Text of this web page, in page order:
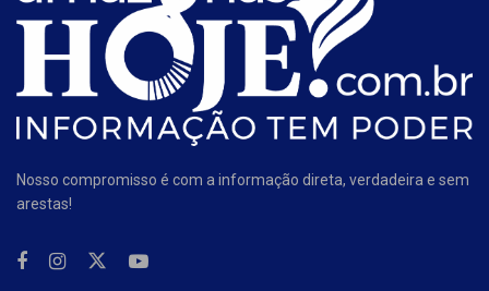
Nosso compromisso é com a informação direta, verdadeira e sem
arestas!